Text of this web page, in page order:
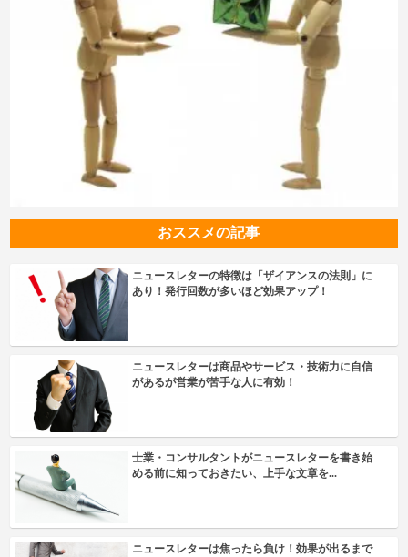
おススメの記事
ニュースレターの特徴は「ザイアンスの法則」に
あり！発行回数が多いほど効果アップ！
ニュースレターは商品やサービス・技術力に自信
があるが営業が苦手な人に有効！
士業・コンサルタントがニュースレターを書き始
める前に知っておきたい、上手な文章を...
ニュースレターは焦ったら負け！効果が出るまで